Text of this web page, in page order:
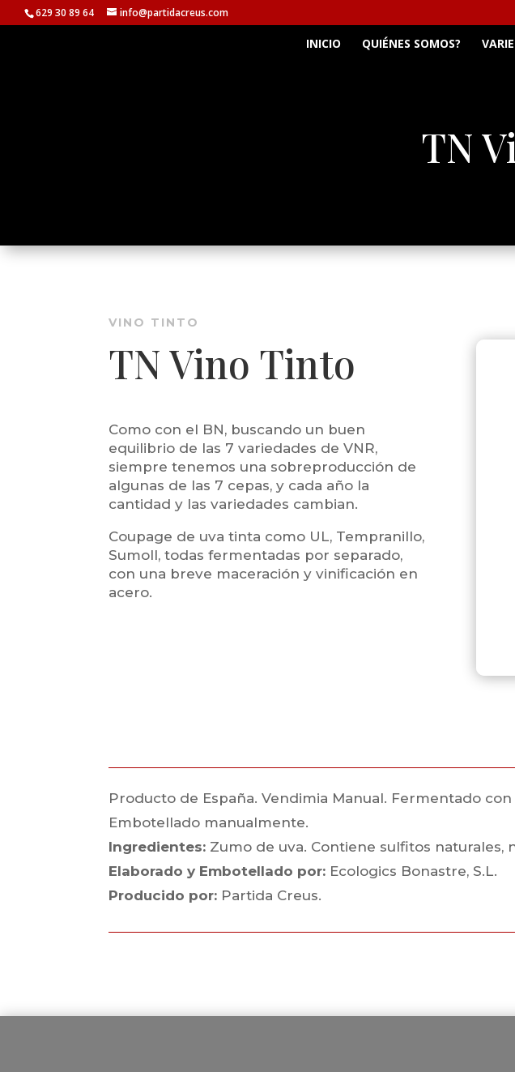
629 30 89 64 info@partidacreus.com
INICIO QUIÉNES SOMOS?
TN
VINO TINTO
TN Vino Tinto
Como con el BN, buscando un buen
equilibrio de las 7 variedades de VNR,
siempre tenemos una sobreproducción de
algunas de las 7 cepas, y cada año la
cantidad y las variedades cambian.
Coupage de uva tinta como UL, Tempranillo,
Sumoll, todas fermentadas por separado,
con una breve maceración y vinificación en
acero.
Producto de España. Vendimia Manual. Fermentado
Embotellado manualmente.
Ingredientes: Zumo de uva. Contiene sulfitos naturales,
Elaborado y Embotellado por: Ecologics Bonastre, S.L.
Producido por: Partida Creus.